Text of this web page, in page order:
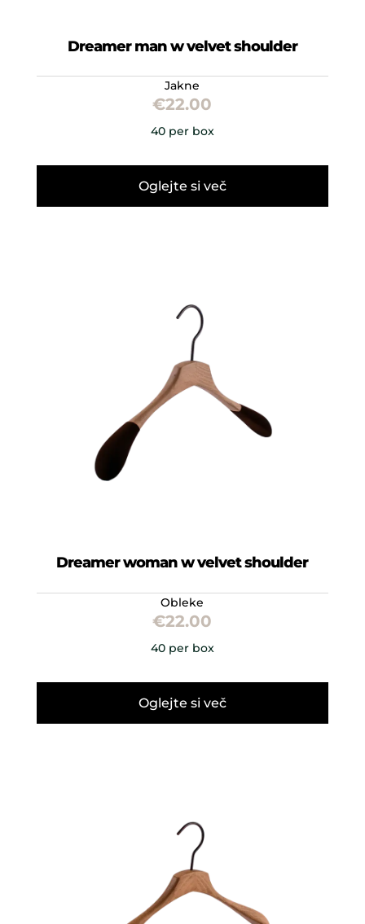
Dreamer man w velvet shoulder
Jakne
€22.00
40 per box
Oglejte si več
Dreamer woman w velvet shoulder
Obleke
€22.00
40 per box
Oglejte si več